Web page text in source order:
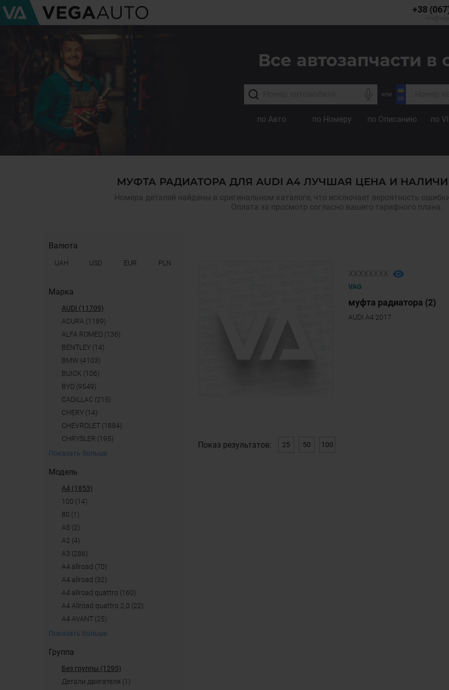
+38
Все автозапчасти
или
по Авто по Номеру по Описанию по
МУФТА РАДИАТОРА ДЛЯ AUDI A4 ЛУЧШАЯ ЦЕНА И
Номера деталей найдены в оригинальном каталоге, что исключает вероятность
Оплата за просмотр согласно вашего тарифного плана.
Валюта
UAH USD EUR PLN
Марка
AUDI (11709)
ACURA (1189)
ALFA ROMEO (136)
BENTLEY (14)
BMW (4103)
BUICK (106)
BYD (9549)
CADILLAC (215)
CHERY (14)
CHEVROLET (1884)
CHRYSLER (195)
Показать больше
Модель
A4 (1853)
100 (14)
80 (1)
A$ (2)
A2 (4)
A3 (286)
A4 allroad (70)
a4 allroad (32)
A4 allroad quattro (160)
A4 Allroad quattro 2,0 (22)
A4 AVANT (25)
Показать больше
Группа
Без группы (1295)
детали двигателя (1)
VAG
муфта радиатора (2)
AUDI A4 2017
Показ результатов: 25 50 100